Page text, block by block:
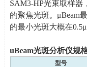
SAM3-HP光束取样器
的聚焦光斑。μBeam
的最小光斑大概在0.5μ
uBeam光斑分析仪规
型号